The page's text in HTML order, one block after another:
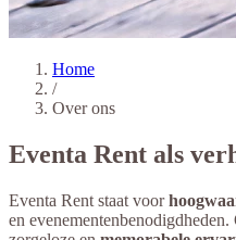
Home
/
Over ons
Eventa Rent als
Eventa Rent staat voor
en